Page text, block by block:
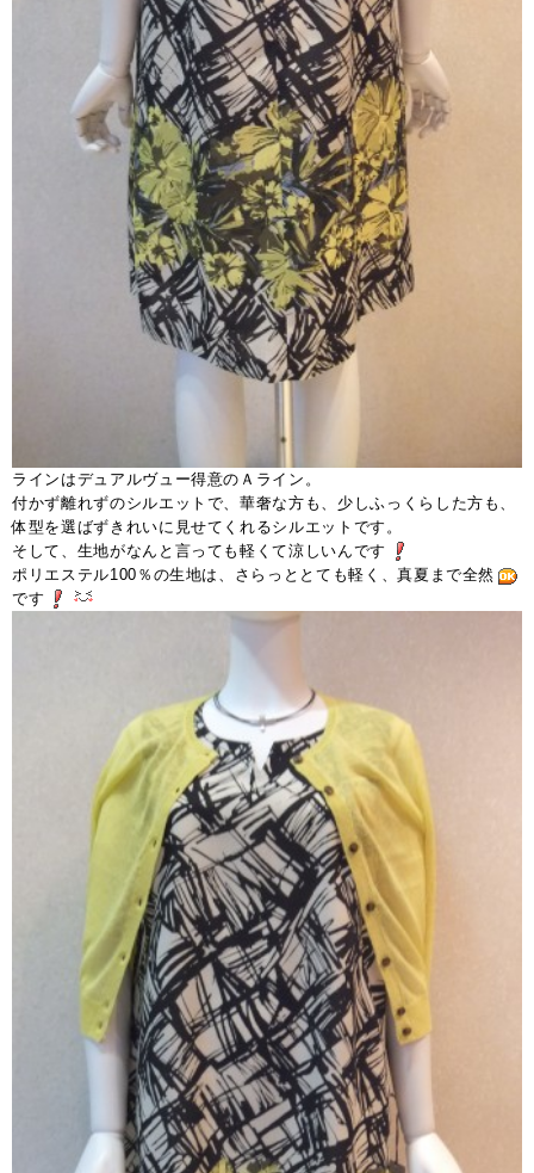
ラインはデュアルヴュー得意のＡライン。
付かず離れずのシルエットで、華奢な方も、少しふっくらした方も、
体型を選ばずきれいに見せてくれるシルエットです。
そして、生地がなんと言っても軽くて涼しいんです
ポリエステル100％の生地は、さらっととても軽く、真夏まで全然
です